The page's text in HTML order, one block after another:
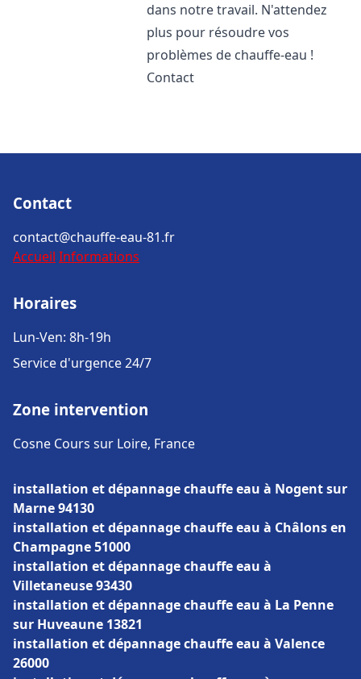
dans notre travail. N'attendez
plus pour résoudre vos
problèmes de chauffe-eau !
Contact
Contact
contact@chauffe-eau-81.fr
Accueil Informations
Horaires
Lun-Ven: 8h-19h
Service d'urgence 24/7
Zone intervention
Cosne Cours sur Loire, France
installation et dépannage chauffe eau à Nogent sur
Marne 94130
installation et dépannage chauffe eau à Châlons en
Champagne 51000
installation et dépannage chauffe eau à
Villetaneuse 93430
installation et dépannage chauffe eau à La Penne
sur Huveaune 13821
installation et dépannage chauffe eau à Valence
26000